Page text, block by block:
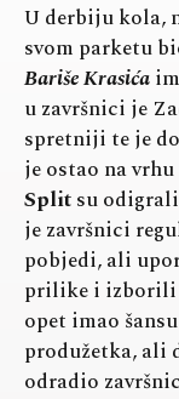
U derbiju kola,
svom parketu
Bariše Krasića
u završnici je
spretniji te je
je ostao na
Splitsu
je završnici
pobjedi, ali
prilike i izborili
opet imao
produžetka, ali
odradio